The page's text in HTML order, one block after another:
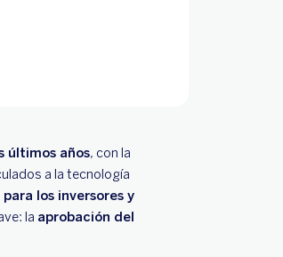
últimos años, con la
a la tecnología
los inversores y
la aprobación del